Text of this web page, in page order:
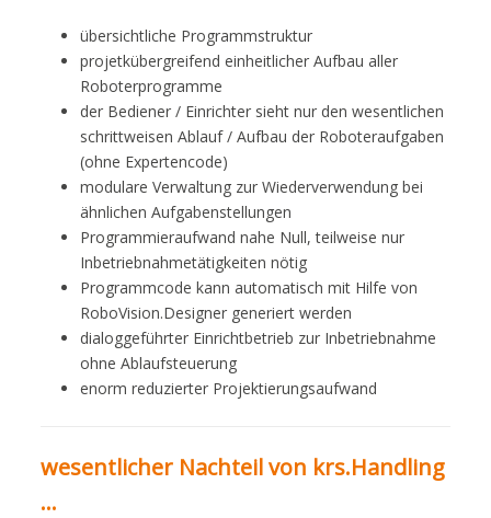
übersichtliche Programmstruktur
projetkübergreifend einheitlicher Aufbau aller
Roboterprogramme
der Bediener / Einrichter sieht nur den wesentlichen
schrittweisen Ablauf / Aufbau der Roboteraufgaben
(ohne Expertencode)
modulare Verwaltung zur Wiederverwendung bei
ähnlichen Aufgabenstellungen
Programmieraufwand nahe Null, teilweise nur
Inbetriebnahmetätigkeiten nötig
Programmcode kann automatisch mit Hilfe von
RoboVision.Designer generiert werden
dialoggeführter Einrichtbetrieb zur Inbetriebnahme
ohne Ablaufsteuerung
enorm reduzierter Projektierungsaufwand
wesentlicher Nachteil von krs.Handling
…